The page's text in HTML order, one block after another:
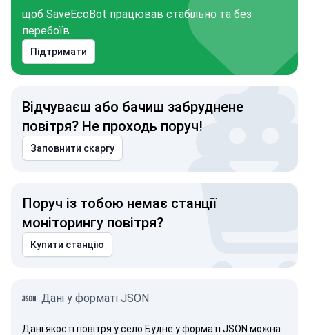
щоб SaveEcoBot працював стабільно та без
перебоїв
Підтримати
Відчуваєш або бачиш забруднене
повітря? Не проходь поруч!
Заповнити скаргу
Поруч із тобою немає станції
моніторингу повітря?
Купити станцію
Дані у форматі JSON
Дані якості повітря у село Будне у форматі JSON можна